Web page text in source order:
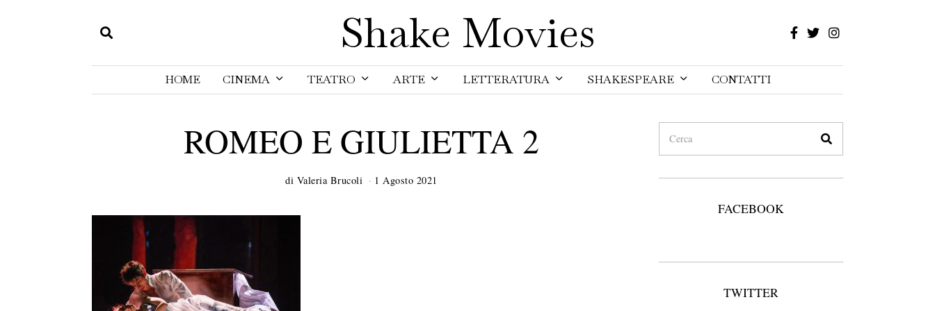
Shake Movies
HOME CINEMA TEATRO ARTE LETTERATURA SHAKESPEARE CONTATTI
ROMEO E GIULIETTA 2
di Valeria Brucoli 1 Agosto 2021
FACEBOOK
TWITTER